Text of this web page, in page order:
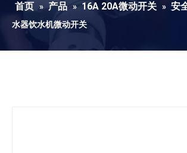
首页 » 产品 » 16A 20A微动开关 » 安
水器饮水机微动开关